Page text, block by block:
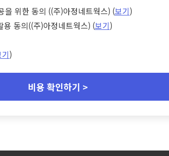
을 위한 동의 ((주)아정네트웍스) (보기)
동의((주)아정네트웍스) (보기)
)
비용 확인하기 >